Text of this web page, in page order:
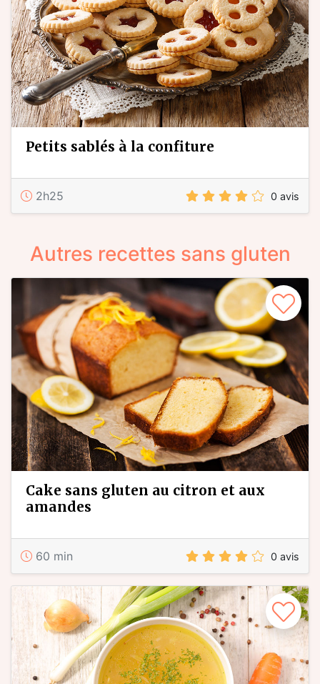
petits sablés à la confiture
2h25 0 avis
Autres recettes sans gluten
cake sans gluten au citron et aux
amandes
60 min 0 avis